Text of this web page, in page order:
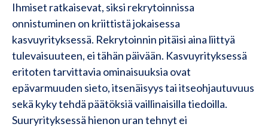
Ihmiset ratkaisevat, siksi rekrytoinnissa
onnistuminen on kriittistä jokaisessa
kasvuyrityksessä. Rekrytoinnin pitäisi aina liittyä
tulevaisuuteen, ei tähän päivään. Kasvuyrityksessä
eritoten tarvittavia ominaisuuksia ovat
epävarmuuden sieto, itsenäisyys tai itseohjautuvuus
sekä kyky tehdä päätöksiä vaillinaisilla tiedoilla.
Suuryrityksessä hienon uran tehnyt ei